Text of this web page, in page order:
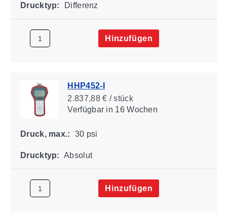
Drucktyp: Differenz
Hinzufügen
HHP452-I
2.837,88 € / stück
Verfügbarin 16 Wochen
Druck, max.: 30 psi
Drucktyp: Absolut
Hinzufügen